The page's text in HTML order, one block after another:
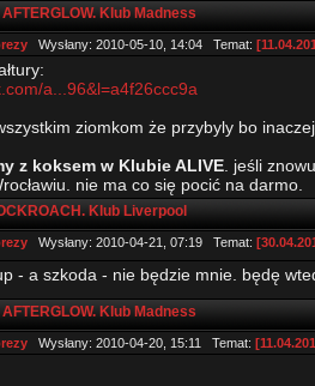
Klub Madness
Wysłany: 2010-05-10, 14:04 Temat:
a...96&l=a4f26ccc9a
ziomkom że przybyly bo
z koksem w Klubie ALIVE . jeśli
nie ma co się pocić na darmo.
Klub Liverpool
Wysłany: 2010-04-21, 07:19 Temat:
- a szkoda - nie będzie mnie. będę
Klub Madness
Wysłany: 2010-04-20, 15:11 Temat: